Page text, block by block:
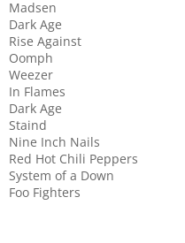
Madsen
Dark Age
Rise Against
Oomph
Weezer
In Flames
Dark Age
Staind
Nine Inch Nails
Red Hot Chili Peppers
System of a Down
Foo Fighters